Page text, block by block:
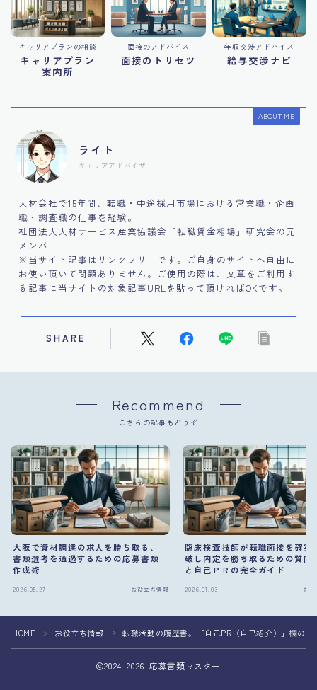
キャリアプランの相談
キャリアプラン
案内所
面接のアドバイス
面接のトリセツ
年収交渉アドバイス
給与交渉ナビ
ABOUT ME
ライト
キャリアアドバイザー
人材会社で15年間、転職・中途採用市場における営業職・企画
職・調査職の仕事を経験。
社団法人人材サービス産業協議会「転職賃金相場」研究会の元
メンバー
※当サイト記事はリンクフリーです。ご自身のサイトへ自由に
お使い頂いて問題ありません。ご使用の際は、文章をご利用す
る記事に当サイトの対象記事URLを貼って頂ければOKです。
SHARE
Recommend
こちらの記事もどうぞ
大阪で資材調達の求人を勝ち取る、
書類選考を通過するための応募書類
作成術
2026.05.27 お役立ち情報
臨床検査技師が転職面接を確実
破し内定を勝ち取るための質問
と自己ＰＲの完全ガイド
2026.01.03 お
HOME ＞ お役立ち情報 ＞ 転職活動の履歴書。「自己PR（自己紹介）」欄の書
2024–2026 応募書類マスター